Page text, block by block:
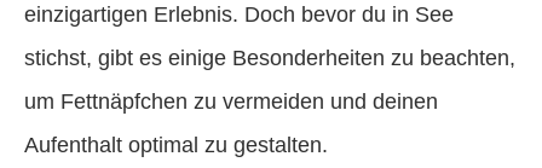
einzigartigen Erlebnis. Doch bevor du in See
stichst, gibt es einige Besonderheiten zu beachten,
um Fettnäpfchen zu vermeiden und deinen
Aufenthalt optimal zu gestalten.